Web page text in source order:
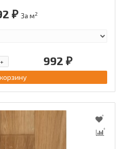
₽ За м2
992 ₽
+